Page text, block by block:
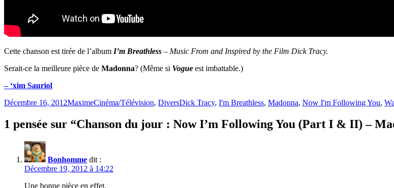
Cette chanson est tirée de l’album I’m Breathless – Music From and Inspired by the Film Dick Tracy.
Serait-ce la meilleure pièce de Madonna? (Même si Vogue est imbattable.)
– ‘xim Sauriol
Publié
Décembre 16, 2012MaximeCatégories
Cinéma/Télévision, DiversÉtiquettes
Dick Tracy, I'm Breathless, Madonna, Now I'm Following You,
1 pensée sur “Chanson du jour : Now I’m Following You (Part I & II) –
Bonhomme dit :
Décembre 19, 2012 à 14:22
Une bonne pièce en effet.